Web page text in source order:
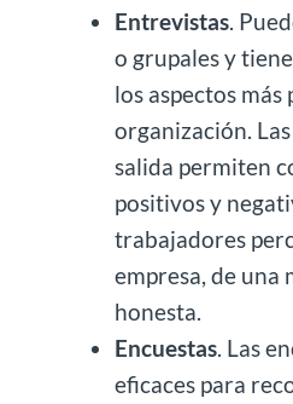
Entrevistas.
o grupales y
los aspectos más
organización.
salida permiten
positivos y
trabajadores
empresa, de una
honesta.
Encuestas. Las
eficaces para